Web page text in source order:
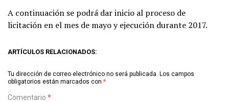
A continuación se podrá dar inicio al proceso de
licitación en el mes de mayo y ejecución durante 2017.
ARTÍCULOS RELACIONADOS:
Tu dirección de correo electrónico no será publicada. Los campos
obligatorios están marcados con *
Comentario *